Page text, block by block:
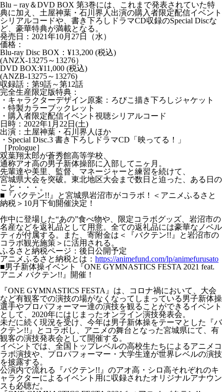
Blu－ray＆DVD BOX 第3巻には、これまで発表されていた特
典に加え、土屋神葉・石川界人出演の購入者限定配信イベント
シリアルコードや、書き下ろしドラマCD収録のSpecial Discな
ど、豪華特典が満載となる。
発売日：2021年10月27日（水）
価格：
Blu-ray Disc BOX：¥13,200 (税込)
(ANZX-13275～13276）
DVD BOX:¥11,000 (税込)
(ANZB-13275～13276)
収録話：第9話～第12話
完全生産限定版特典：
・キャラクターデザイン原案：ろびこ描き下ろしジャケット
・特製カラーブックレット
・購入者限定配信イベント視聴シリアルコード
日時：2022年1月22日(土)
出演：土屋神葉・石川界人ほか
・Special Disc.3 書き下ろしドラマCD「映ってる！」
［Prologue］
双葉翔太郎が蒼秀館高等学校、
通称アオ高の男子新体操部に入部してニヶ月。
先輩達や美里、監督、マネージャーと練習を続けて、
宮城県大会を突破。東北地区大会まで数日と迫った、ある日の
こと・・・。
■『バクテン!!』と宮城県岩沼市がコラボ！＜アニメふるさと
納税＞10月下旬開催決定！
作中に登場した“あの”食べ物や、限定コラボグッズ、岩沼市の
名産などを返礼品として用意。全ての返礼品には豪華なノベル
ティが付属する。また、寄附金は＜『バクテン!!』と岩沼市の
コラボ観光施策＞に活用される。
ふるさと納税ページ：後日公開予定
アニメふるさと納税とは： https://animefund.com/lp/animefurusato
■男子新体操イベント『ONE GYMNASTICS FESTA 2021 feat.
アニメ バクテン!!』開催！
『ONE GYMNASTICS FESTA』は、コロナ禍において、大会
など有観客での演技の場がなくなってしまっている男子新体操
選手やプロパフォーマー達の演技を観ることができるイベント
として、2020年にはじまったオンライン演技発表会。
未だに続く現況を受け、今年は男子新体操をテーマとした『バ
クテン!!』とコラボし、アニメの舞台となった宮城県にて、有
観客の演技発表会として開催する。
イベントでは、全国トップレベルの高校生たちによるアニメコ
ラボ演技や、プロパフォーマー・大学生達が世界レベルの演技
を披露する。
公演内で流れる『バクテン!!』のアオ高・シロ高それぞれのキ
ャラクターによるイベント用に収録されたオリジナルアナウン
スも必聴だ。